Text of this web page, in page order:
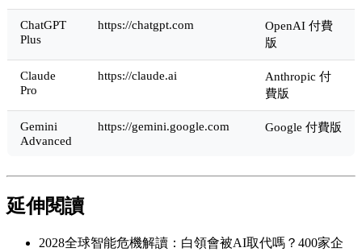
ChatGPT
Plus
https://chatgpt.com
OpenAI 付費
版
Claude
Pro
https://claude.ai
Anthropic 付
費版
Gemini
Advanced
https://gemini.google.com Google 付費版
延伸閱讀
2028全球智能危機解讀：白領會被AI取代嗎？400家企